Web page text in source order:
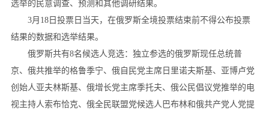
选举的民意调查、预测和其他调研结果。
3月18日投票日当天，在俄罗斯全境投票结束前不得公布投票
结果的数据和选举结果。
俄罗斯共有8名候选人竞选：独立参选的俄罗斯现任总统普
京、俄共推举的格鲁季宁、俄自民党主席日里诺夫斯基、亚博卢党
创始人亚夫林斯基、俄增长党主席季托夫、俄公民倡议党推举的电
视主持人索布恰克、俄全民联盟党候选人巴布林和俄共产党人党提